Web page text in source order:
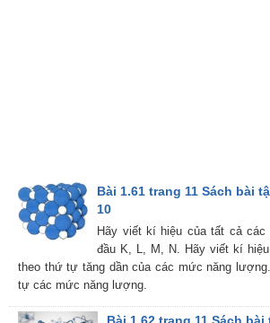
Bài 1.61 trang 11 Sách bài
10
Hãy viết kí hiệu của tất cả
đầu K, L, M, N. Hãy viết kí
theo thứ tự tăng dần của các mức năng
tự các mức năng lượng.